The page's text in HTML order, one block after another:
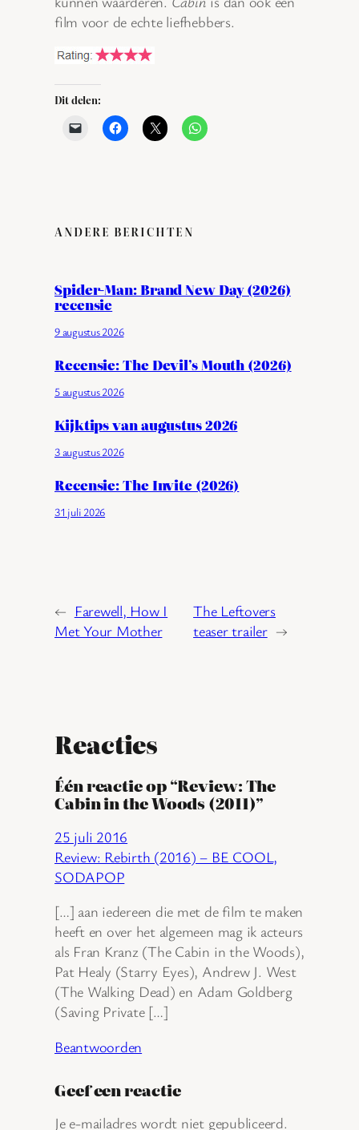
film voor de echte liefhebbers.
Dit delen:
ANDERE BERICHTEN
Spider-Man: Brand New Day (2026)
recensie
9 augustus 2026
Recensie: The Devil’s Mouth (2026)
5 augustus 2026
Kijktips van augustus 2026
3 augustus 2026
Recensie: The Invite (2026)
31 juli 2026
← Farewell, How I
Met Your Mother
The Leftovers
teaser trailer →
Reacties
Één reactie op “Review: The
Cabin in the Woods (2011)”
25 juli 2016
Review: Rebirth (2016) – BE COOL,
SODAPOP
[…] aan iedereen die met de film te maken
heeft en over het algemeen mag ik acteurs
als Fran Kranz (The Cabin in the Woods),
Pat Healy (Starry Eyes), Andrew J. West
(The Walking Dead) en Adam Goldberg
(Saving Private […]
Beantwoorden
Geef een reactie
Je e-mailadres wordt niet gepubliceerd.